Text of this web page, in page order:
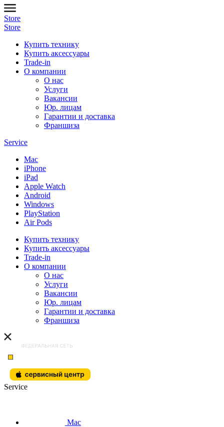
Store
Store
Купить технику
Купить аксессуары
Trade-in
О компании
О нас
Услуги
Вакансии
Юр. лицам
Гарантии и доставка
Франшиза
Service
Mac
iPhone
iPad
Apple Watch
Android
Windows
PlayStation
Air Pods
Купить технику
Купить аксессуары
Trade-in
О компании
О нас
Услуги
Вакансии
Юр. лицам
Гарантии и доставка
Франшиза
Service
Mac